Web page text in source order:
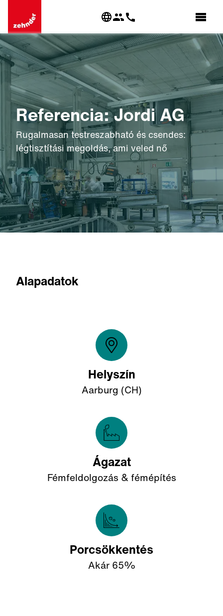
Referencia: Jordi AG
Rugalmasan testreszabható és csendes:
légtisztítási megoldás, ami veled nő
Alapadatok
Helyszín
Aarburg (CH)
Ágazat
Fémfeldolgozás & fémépítés
Porcsökkentés
Akár 65%